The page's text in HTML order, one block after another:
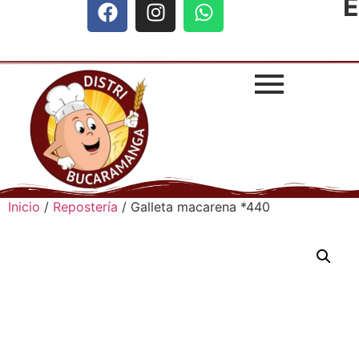
Inicio / Repostería / Galleta macarena *440